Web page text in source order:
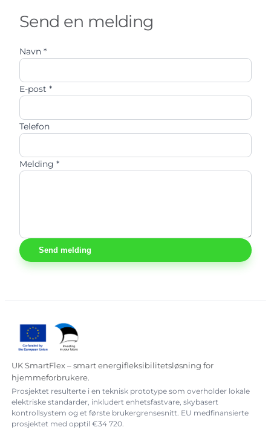
Send en melding
Navn *
E-post *
Telefon
Melding *
Send melding
UK SmartFlex – smart energifleksibilitetsløsning for
hjemmeforbrukere.
Prosjektet resulterte i en teknisk prototype som overholder lokale
elektriske standarder, inkludert enhetsfastvare, skybasert
kontrollsystem og et første brukergrensesnitt. EU medfinansierte
prosjektet med opptil €34 720.